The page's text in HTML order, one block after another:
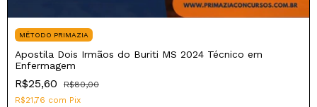
MÉTODO PRIMAZIA
Apostila Dois Irmãos do Buriti MS 2024 Técnico em
Enfermagem
R$25,60
R$80,00
R$21,76 com Pix